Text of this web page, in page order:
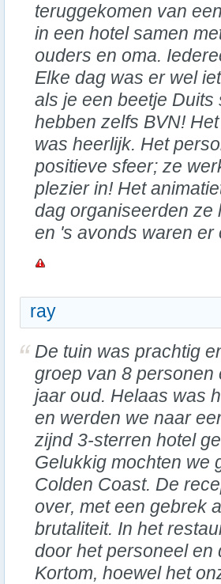
teruggekomen van
in een hotel samen
ouders en oma.
Elke dag was er wel
als je een beetje
hebben zelfs BVN!
was heerlijk. Het
positieve sfeer; ze
plezier in! Het
dag organiseerden ze
en 's avonds waren er
ray
De tuin was prachtig
groep van 8 personen
jaar oud. Helaas was
en werden we naar
zijnd 3-sterren hotel
Gelukkig mochten we
Colden Coast. De
over, met een gebrek
brutaliteit. In het
door het personeel en
Kortom, hoewel het